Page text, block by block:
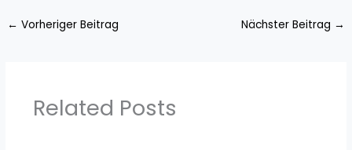
← Vorheriger Beitrag Nächster Beitrag →
Related Posts